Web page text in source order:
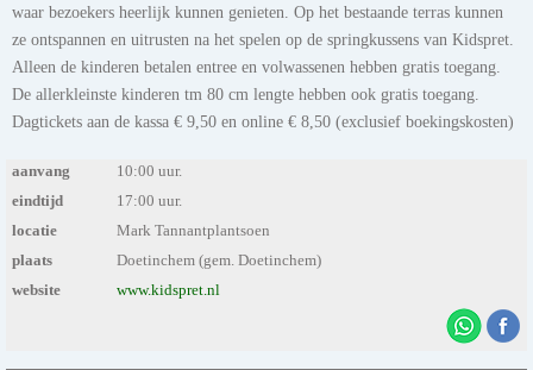
waar bezoekers heerlijk kunnen genieten. Op het bestaande terras kunnen
ze ontspannen en uitrusten na het spelen op de springkussens van Kidspret.
Alleen de kinderen betalen entree en volwassenen hebben gratis toegang.
De allerkleinste kinderen tm 80 cm lengte hebben ook gratis toegang.
Dagtickets aan de kassa € 9,50 en online € 8,50 (exclusief boekingskosten)
aanvang
10:00 uur.
eindtijd
17:00 uur.
locatie
Mark Tannantplantsoen
plaats
Doetinchem (gem. Doetinchem)
website
www.kidspret.nl